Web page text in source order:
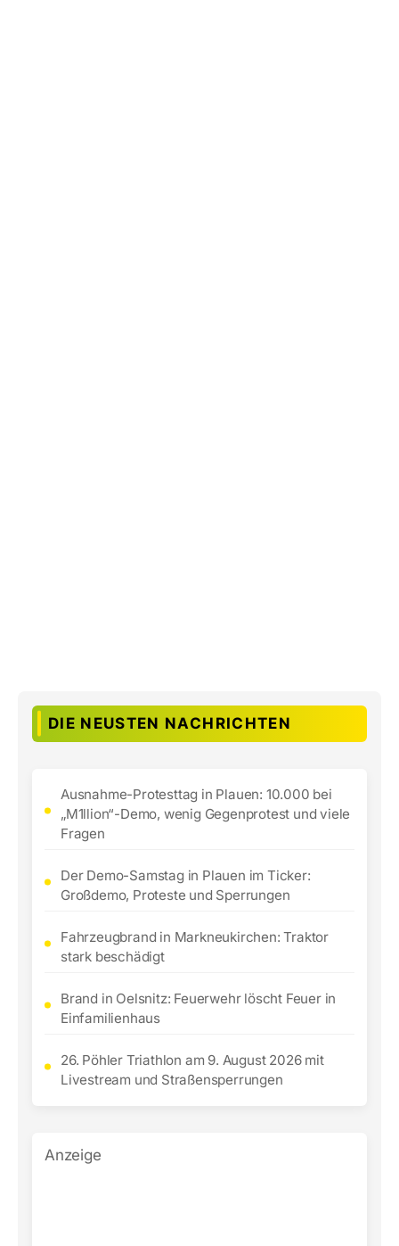
DIE NEUSTEN NACHRICHTEN
Ausnahme-Protesttag in Plauen: 10.000 bei
„M1llion“-Demo, wenig Gegenprotest und viele
Fragen
Der Demo-Samstag in Plauen im Ticker:
Großdemo, Proteste und Sperrungen
Fahrzeugbrand in Markneukirchen: Traktor
stark beschädigt
Brand in Oelsnitz: Feuerwehr löscht Feuer in
Einfamilienhaus
26. Pöhler Triathlon am 9. August 2026 mit
Livestream und Straßensperrungen
Anzeige